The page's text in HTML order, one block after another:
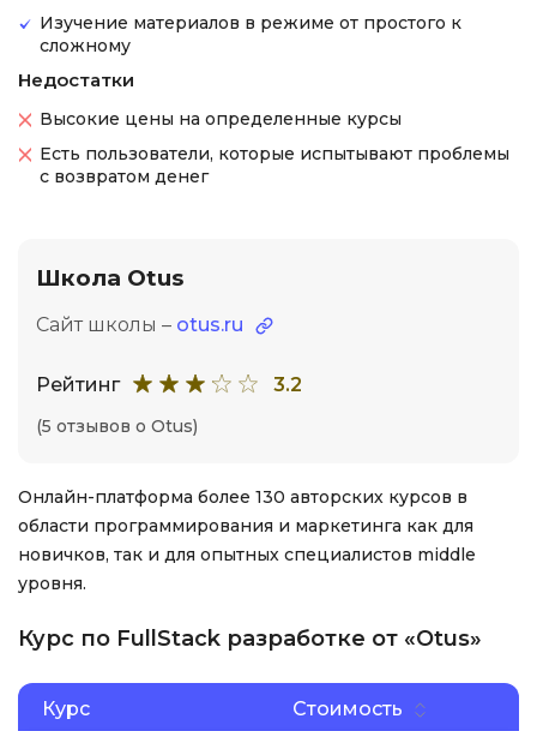
Изучение материалов в режиме от простого к
сложному
Недостатки
Высокие цены на определенные курсы
Есть пользователи, которые испытывают проблемы
с возвратом денег
Школа Otus
Сайт школы – otus.ru
Рейтинг 3.2
(5 отзывов о Otus)
Онлайн-платформа более 130 авторских курсов в
области программирования и маркетинга как для
новичков, так и для опытных специалистов middle
уровня.
Курс по FullStack разработке от «Otus»
Курс Стоимость